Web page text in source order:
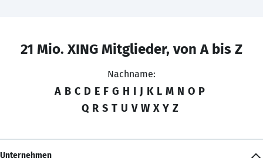
21 Mio. XING Mitglieder, von A bis Z
Nachname:
A B C D E F G H I J K L M N O P
Q R S T U V W X Y Z
Unternehmen